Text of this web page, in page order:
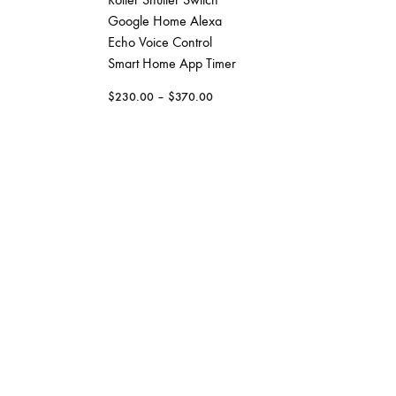
Google Home Alexa
Echo Voice Control
Smart Home App Timer
$230.00 – $370.00